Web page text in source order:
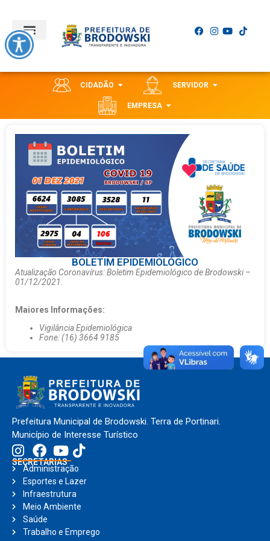
CIDADÃO SERVIDOR
EMPRESA
BOLETIM EPIDEMIOLÓGICO
Atualização Coronavírus: Boletim Epidemiológico de Brodowski –
01/12/2021.
Maiores Informações:
Vigilância Epidemiológica
Fone: (16) 3664 9185
Prefeitura Municipal de Brodowski. Terra de Portinari.
Município de Interesse Turístico
SECRETARIAS
Administração
Esportes e Lazer
Infraestrutura
Meio Ambiente
Saúde
Trabalho e Emprego